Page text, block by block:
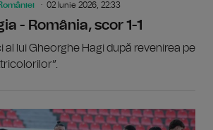
02 Iunie 2026, 22:33
- România, scor 1-1
al lui Gheorghe Hagi după revenirea pe